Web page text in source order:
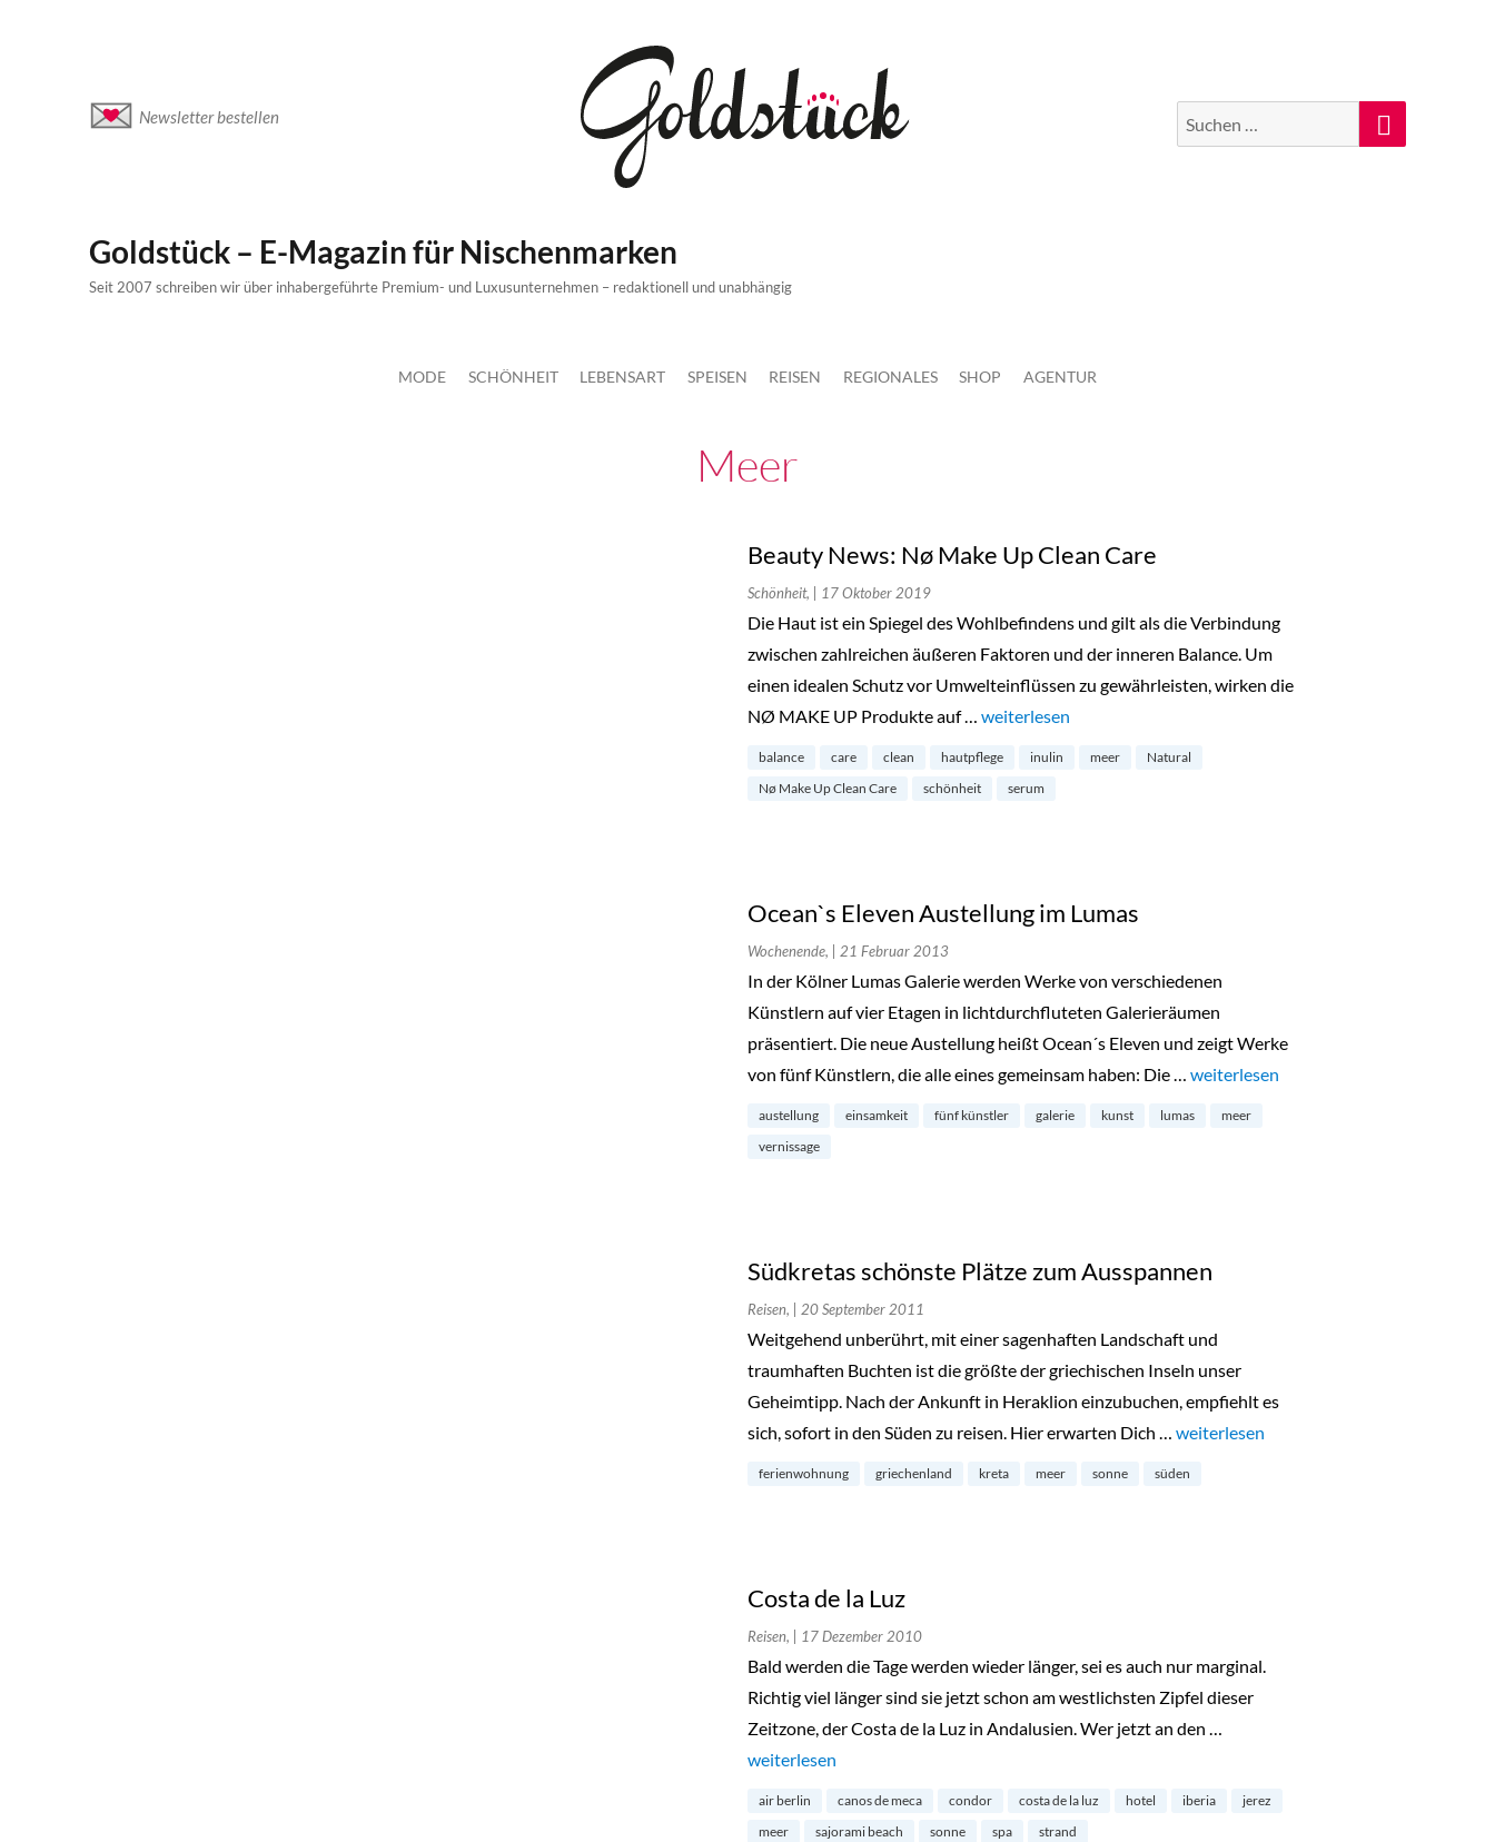
Newsletter bestellen
Suche
nach:
Suchen
Goldstück – E-Magazin für Nischenmarken
Seit 2007 schreiben wir über inhabergeführte Premium- und Luxusunternehmen – redaktionell und unabhängig
MODE SCHÖNHEIT LEBENSART SPEISEN REISEN REGIONALES SHOP AGENTUR
Meer
Beauty News: Nø Make Up Clean Care
Schönheit, | 17 Oktober 2019
Die Haut ist ein Spiegel des Wohlbefindens und gilt als die Verbindung
zwischen zahlreichen äußeren Faktoren und der inneren Balance. Um
einen idealen Schutz vor Umwelteinflüssen zu gewährleisten, wirken die
NØ MAKE UP Produkte auf … „Beauty News: Nø Make Up Clean Care“
weiterlesen
balance care clean hautpflege inulin meer
Natural
Nø Make Up Clean Care
schönheit serum
Ocean`s Eleven Austellung im Lumas
Wochenende, | 21 Februar 2013
In der Kölner Lumas Galerie werden Werke von verschiedenen
Künstlern auf vier Etagen in lichtdurchfluteten Galerieräumen
präsentiert. Die neue Austellung heißt Ocean´s Eleven und zeigt Werke
von fünf Künstlern, die alle eines gemeinsam haben: Die … „Ocean`s Eleven Austellung im Lumas“
weiterlesen
austellung einsamkeit fünf künstler galerie kunst lumas
meer
vernissage
Südkretas schönste Plätze zum Ausspannen
Reisen, | 20 September 2011
Weitgehend unberührt, mit einer sagenhaften Landschaft und
traumhaften Buchten ist die größte der griechischen Inseln unser
Geheimtipp. Nach der Ankunft in Heraklion einzubuchen, empfiehlt es
sich, sofort in den Süden zu reisen. Hier erwarten Dich … „Südkretas schönste Plätze zum
weiterlesen
ferienwohnung griechenland kreta meer sonne süden
Costa de la Luz
Reisen, | 17 Dezember 2010
Bald werden die Tage werden wieder länger, sei es auch nur marginal.
Richtig viel länger sind sie jetzt schon am westlichsten Zipfel dieser
Zeitzone, der Costa de la Luz in Andalusien. Wer jetzt an den …
„Costa de la Luz“
weiterlesen
air berlin canos de meca condor costa de la luz hotel iberia
jerez
meer
sajorami beach sonne spa strand